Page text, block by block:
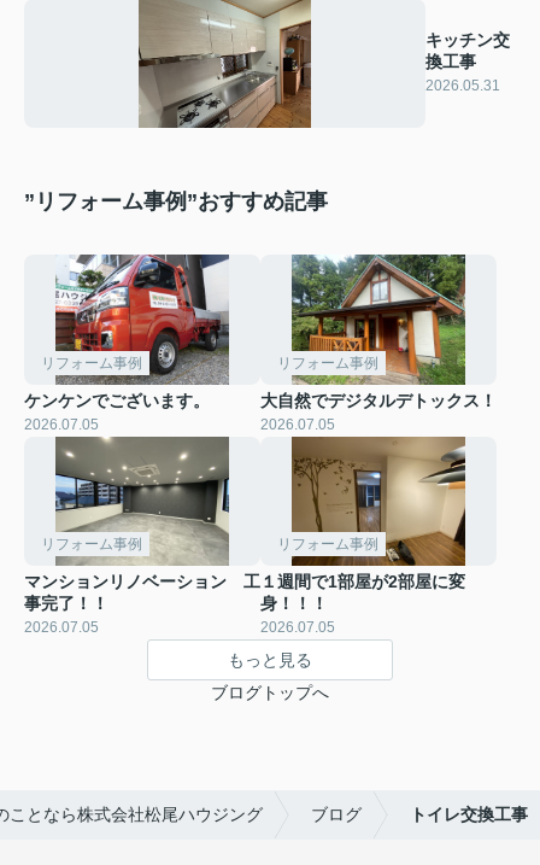
キッチン交
換工事
2026.05.31
”リフォーム事例”おすすめ記事
リフォーム事例
ケンケンでございます。
2026.07.05
リフォーム事例
大自然でデジタルデトックス！
2026.07.05
リフォーム事例
マンションリノベーション 工
事完了！！
2026.07.05
リフォーム事例
１週間で1部屋が2部屋に変
身！！！
2026.07.05
もっと見る
ブログトップへ
ことなら株式会社松尾ハウジング ブログ トイレ交換工事